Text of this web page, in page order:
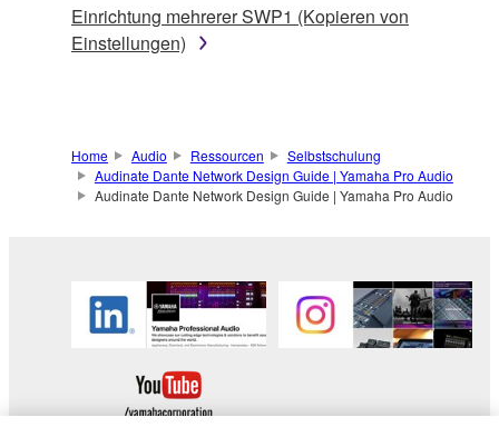
Einrichtung mehrerer SWP1 (Kopieren von
Einstellungen)
Home Audio Ressourcen
Selbstschulung
Audinate Dante Network Design Guide | Yamaha Pro Audio
Audinate Dante Network Design Guide | Yamaha Pro Audio